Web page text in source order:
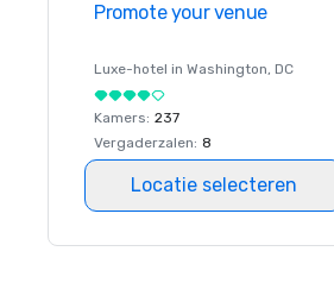
Promote your venue
Luxe-hotel in Washington, DC
Kamers: 237
Vergaderzalen: 8
Locatie selecteren